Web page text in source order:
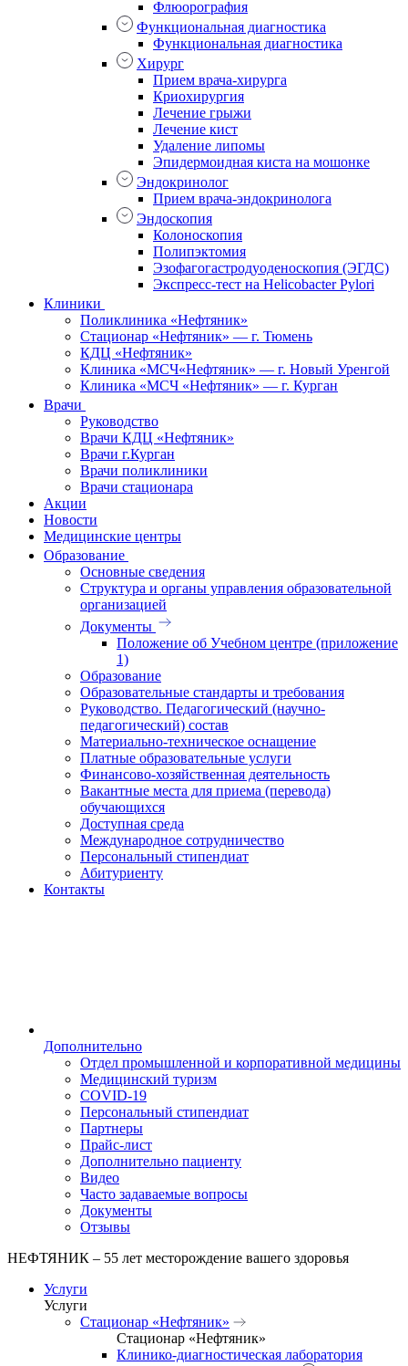
Флюорография
Функциональная диагностика
Функциональная диагностика
Хирург
Прием врача-хирурга
Криохирургия
Лечение грыжи
Лечение кист
Удаление липомы
Эпидермоидная киста на мошонке
Эндокринолог
Прием врача-эндокринолога
Эндоскопия
Колоноскопия
Полипэктомия
Эзофагогастродуоденоскопия (ЭГДС)
Экспресс-тест на Helicobacter Pylori
Клиники
Поликлиника «Нефтяник»
Стационар «Нефтяник» — г. Тюмень
КДЦ «Нефтяник»
Клиника «МСЧ«Нефтяник» — г. Новый Уренгой
Клиника «МСЧ «Нефтяник» — г. Курган
Врачи
Руководство
Врачи КДЦ «Нефтяник»
Врачи г.Курган
Врачи поликлиники
Врачи стационара
Акции
Новости
Медицинские центры
Образование
Основные сведения
Структура и органы управления образовательной
организацией
Документы
Положение об Учебном центре (приложение
1)
Образование
Образовательные стандарты и требования
Руководство. Педагогический (научно-
педагогический) состав
Материально-техническое оснащение
Платные образовательные услуги
Финансово-хозяйственная деятельность
Вакантные места для приема (перевода)
обучающихся
Доступная среда
Международное сотрудничество
Персональный стипендиат
Абитуриенту
Контакты
Дополнительно
Отдел промышленной и корпоративной медицины
Медицинский туризм
COVID-19
Персональный стипендиат
Партнеры
Прайс-лист
Дополнительно пациенту
Видео
Часто задаваемые вопросы
Документы
Отзывы
НЕФТЯНИК – 55 лет месторождение вашего здоровья
Услуги
Услуги
Стационар «Нефтяник»
Стационар «Нефтяник»
Клинико-диагностическая лаборатория